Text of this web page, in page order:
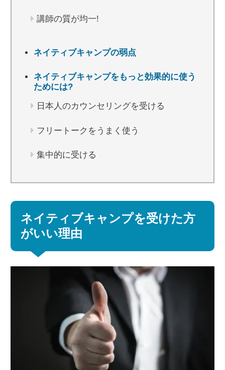
講師の質が均一!
ネイティブキャンプの弱点
ネイティブキャンプをもっと効果的に使う
ためには?
日本人のカウンセリングを受ける
フリートークをうまく使う
集中的に受ける
ネイティブキャンプを受けた方
がいい理由